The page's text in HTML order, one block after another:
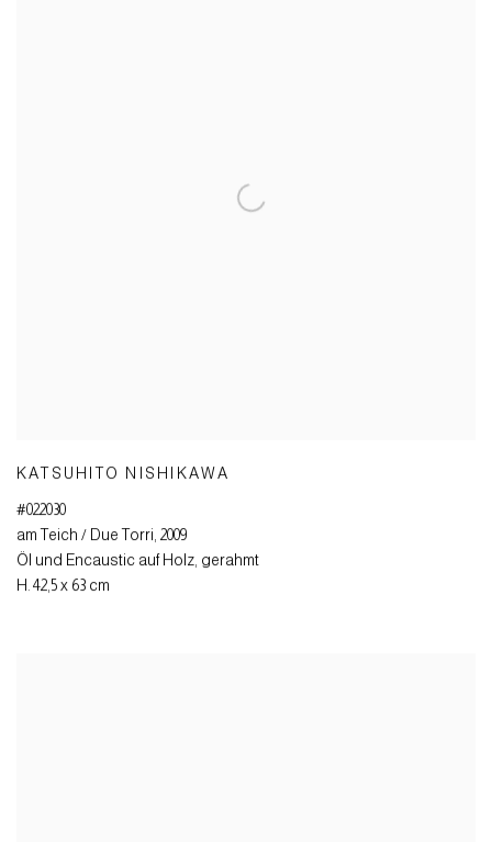
KATSUHITO NISHIKAWA
#022030
am Teich / Due Torri, 2009
Öl und Encaustic auf Holz, gerahmt
H. 42,5 x 63 cm